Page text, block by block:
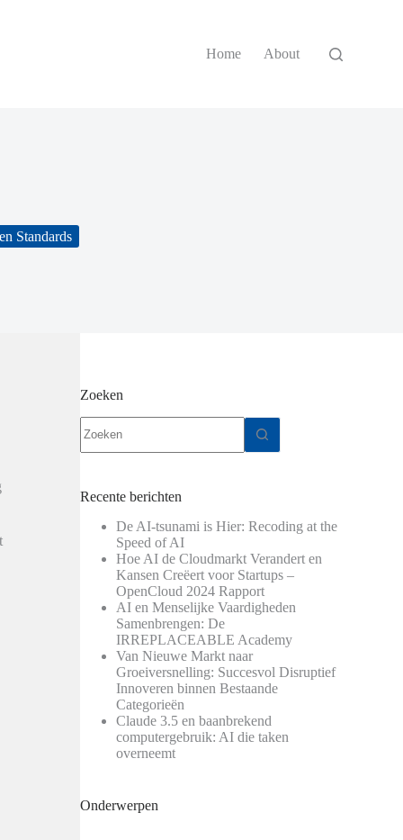
Home About
Standards
Zoeken
resultaten
Recente berichten
De AI-tsunami is Hier: Recoding at the
Speed of AI
Hoe AI de Cloudmarkt Verandert en
Kansen Creëert voor Startups –
OpenCloud 2024 Rapport
AI en Menselijke Vaardigheden
Samenbrengen: De
IRREPLACEABLE Academy
Van Nieuwe Markt naar
Groeiversnelling: Succesvol Disruptief
Innoveren binnen Bestaande
Categorieën
Claude 3.5 en baanbrekend
computergebruik: AI die taken
overneemt
Onderwerpen